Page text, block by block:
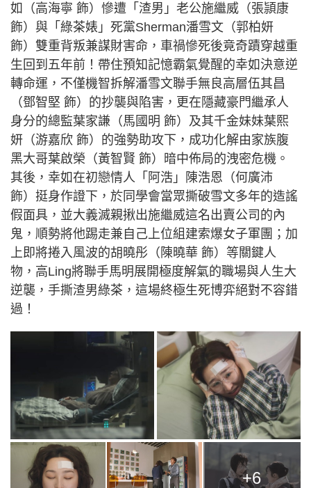
如（高海寧 飾）慘遭「渣男」老公施繼威（張頴康
飾）與「綠茶婊」死黨Sherman潘雪文（郭柏妍
飾）雙重背叛兼謀財害命，車禍慘死後竟奇蹟穿越重
生回到五年前！帶住預知記憶霸氣覺醒的幸如決意逆
轉命運，不僅機智拆解潘雪文聯手無良高層伍其昌
（鄧智堅 飾）的抄襲與陷害，更在隱藏豪門繼承人
身分的總監葉家謙（馬國明 飾）及其千金妹妹葉熙
妍（游嘉欣 飾）的強勢助攻下，成功化解由家族腹
黑大哥葉啟榮（黃智賢 飾）暗中佈局的洩密危機。
其後，幸如在初戀情人「阿浩」陳浩恩（何廣沛
飾）挺身作證下，於同學會當眾撕破雪文多年的造謠
假面具，並大義滅親揪出施繼威這名出賣公司的內
鬼，順勢將他踢走兼自己上位組建索爆女子軍團；加
上即將捲入風波的胡曉彤（陳曉華 飾）等關鍵人
物，高Ling將聯手馬明展開極度解氣的職場與人生大
逆襲，手撕渣男綠茶，這場終極生死博弈絕對不容錯
過！
+6